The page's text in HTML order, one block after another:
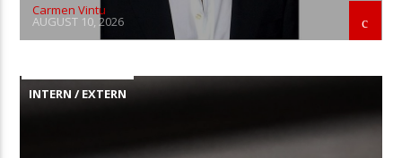
Carmen Vintu
AUGUST 10, 2026
INTERN / EXTERN